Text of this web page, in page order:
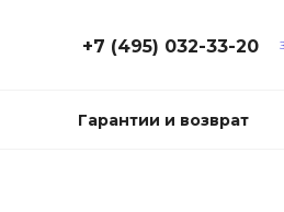
+7 (495) 032-33-20
Гарантии и возврат